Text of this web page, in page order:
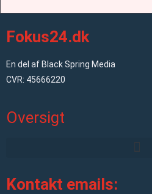
Fokus24.dk
En del af Black Spring Media
CVR: 45666220
Oversigt
Kontakt emails: